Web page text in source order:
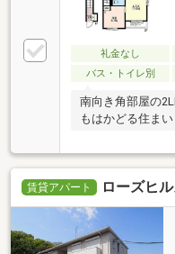
礼金なし
バス・トイレ別
南向き角部屋の
もはかどる住まい
賃貸アパート ローズヒ